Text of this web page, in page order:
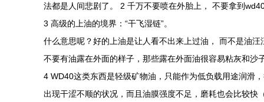
法都是人间悲剧了。 2 千万不要喷在外胎上， 不要拿到
3 高级的上油的境界：“干飞湿链”。
什么意思呢？好的上油是让人看不出来上过油， 而不是油
不要有油露在外面的样子，那些露在外面油很容易粘灰和
4 WD40这类东西是轻级矿物油，只能作为低负载用途润滑
出现干涩不顺的状况，而且油膜强度不足，磨耗也会比较快